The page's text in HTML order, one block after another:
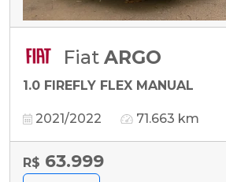
Fiat ARGO
1.0 FIREFLY FLEX MANUAL
2021/2022 71.663 km
R$ 63.999